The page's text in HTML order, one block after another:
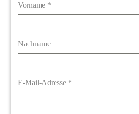
Vorname *
Nachname
E-Mail-Adresse *